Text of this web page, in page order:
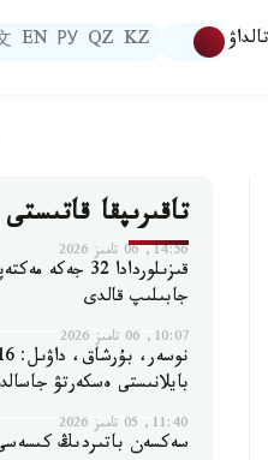
تالداۋ KZ
QZ
РУ
EN
تاقىرىپقا قاتىستى
14:56, 06 تامىز 2026
قىزىلوردادا 32
جابىلىپ قالدى
10:07, 06 تامىز 2026
بايلانىستى ەسكەرتۋ
11:40, 05 تامىز 2026
سەكسەن باتىردىڭ